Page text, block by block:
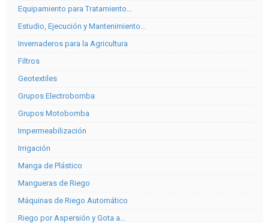
Equipamiento para Tratamiento…
Estudio, Ejecución y Mantenimiento…
Invernaderos para la Agricultura
Filtros
Geotextiles
Grupos Electrobomba
Grupos Motobomba
Impermeabilización
Irrigación
Manga de Plástico
Mangueras de Riego
Máquinas de Riego Automático
Riego por Aspersión y Gota a…